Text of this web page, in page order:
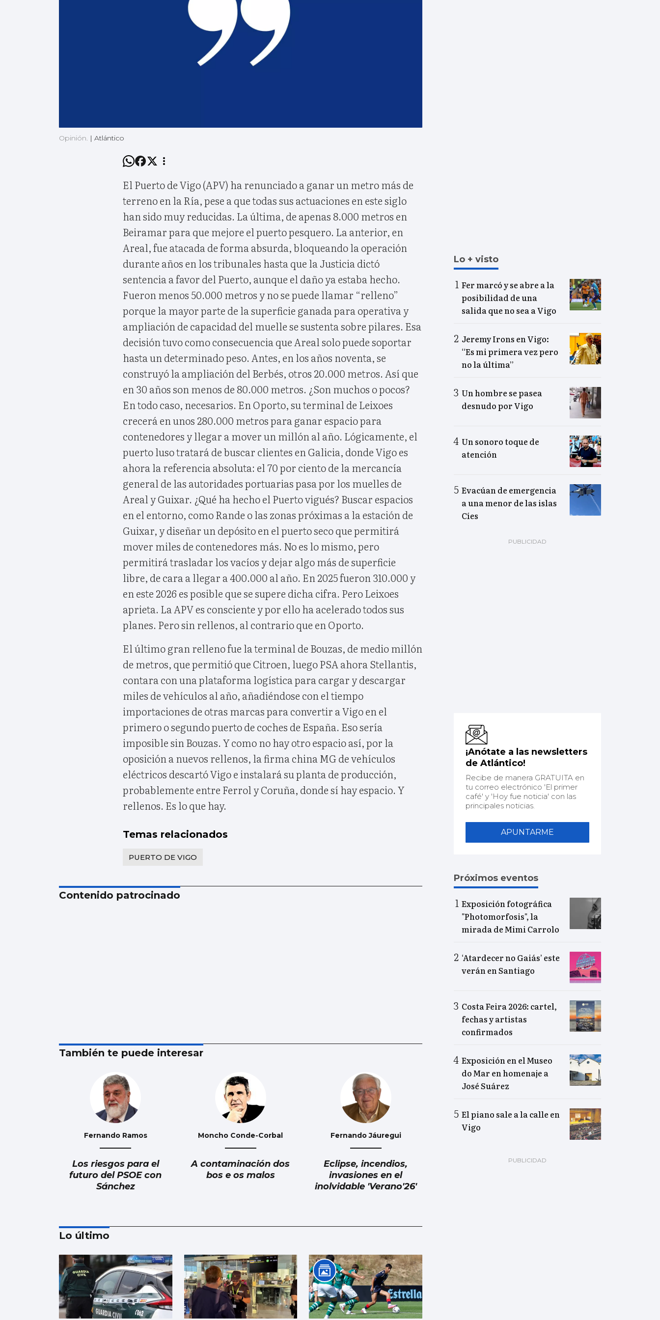
Opinión. | Atlántico
El Puerto de Vigo (APV) ha renunciado a ganar un metro más de
terreno en la Ría, pese a que todas sus actuaciones en este siglo
han sido muy reducidas. La última, de apenas 8.000 metros en
Beiramar para que mejore el puerto pesquero. La anterior, en
Areal, fue atacada de forma absurda, bloqueando la operación
durante años en los tribunales hasta que la Justicia dictó
sentencia a favor del Puerto, aunque el daño ya estaba hecho.
Fueron menos 50.000 metros y no se puede llamar “relleno”
porque la mayor parte de la superficie ganada para operativa y
ampliación de capacidad del muelle se sustenta sobre pilares. Esa
decisión tuvo como consecuencia que Areal solo puede soportar
hasta un determinado peso. Antes, en los años noventa, se
construyó la ampliación del Berbés, otros 20.000 metros. Así que
en 30 años son menos de 80.000 metros. ¿Son muchos o pocos?
En todo caso, necesarios. En Oporto, su terminal de Leixoes
crecerá en unos 280.000 metros para ganar espacio para
contenedores y llegar a mover un millón al año. Lógicamente, el
puerto luso tratará de buscar clientes en Galicia, donde Vigo es
ahora la referencia absoluta: el 70 por ciento de la mercancía
general de las autoridades portuarias pasa por los muelles de
Areal y Guixar. ¿Qué ha hecho el Puerto vigués? Buscar espacios
en el entorno, como Rande o las zonas próximas a la estación de
Guixar, y diseñar un depósito en el puerto seco que permitirá
mover miles de contenedores más. No es lo mismo, pero
permitirá trasladar los vacíos y dejar algo más de superficie
libre, de cara a llegar a 400.000 al año. En 2025 fueron 310.000 y
en este 2026 es posible que se supere dicha cifra. Pero Leixoes
aprieta. La APV es consciente y por ello ha acelerado todos sus
planes. Pero sin rellenos, al contrario que en Oporto.
El último gran relleno fue la terminal de Bouzas, de medio millón
de metros, que permitió que Citroen, luego PSA ahora Stellantis,
contara con una plataforma logística para cargar y descargar
miles de vehículos al año, añadiéndose con el tiempo
importaciones de otras marcas para convertir a Vigo en el
primero o segundo puerto de coches de España. Eso sería
imposible sin Bouzas. Y como no hay otro espacio así, por la
oposición a nuevos rellenos, la firma china MG de vehículos
eléctricos descartó Vigo e instalará su planta de producción,
probablemente entre Ferrol y Coruña, donde sí hay espacio. Y
rellenos. Es lo que hay.
Temas relacionados
PUERTO DE VIGO
Contenido patrocinado
También te puede interesar
Fernando Ramos
Los riesgos para el
futuro del PSOE con
Sánchez
Moncho Conde-Corbal
A contaminación dos
bos e os malos
Fernando Jáuregui
Eclipse, incendios,
invasiones en el
inolvidable 'Verano'26'
Alberto Barciela
Albariño, mar de vides
en la tierra de prodigios
Lo último
Lo + visto
Fer marcó y se abre a la
posibilidad de una
salida que no sea a Vigo
Jeremy Irons en Vigo:
“Es mi primera vez pero
no la última”
Un hombre se pasea
desnudo por Vigo
Un sonoro toque de
atención
Evacúan de emergencia
a una menor de las islas
Cíes
¡Anótate a las newsletters
de Atlántico!
Recibe de manera GRATUITA en
tu correo electrónico 'El primer
café' y 'Hoy fue noticia' con las
principales noticias.
APUNTARME
Próximos eventos
Exposición fotográfica
"Photomorfosis", la
mirada de Mimi Carrolo
‘Atardecer no Gaiás’ este
verán en Santiago
Costa Feira 2026: cartel,
fechas y artistas
confirmados
Exposición en el Museo
do Mar en homenaje a
José Suárez
El piano sale a la calle en
Vigo